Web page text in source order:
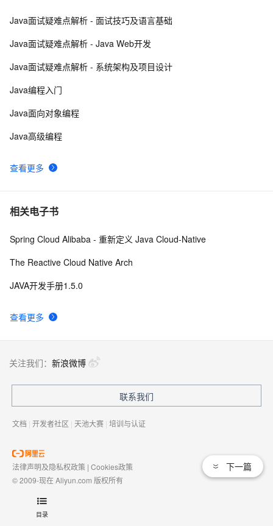
目录
8 Java程序利用main函数中args参数实现参数的传递
破 1 万次！
102. Java中的垃圾收集 - GC参考手册
查看更多
Java面试疑难点解析 - 面试技巧及语言基础
Java面试疑难点解析 - Java Web开发
Java面试疑难点解析 - 系统架构及项目设计
Java编程入门
Java面向对象编程
Java高级编程
相关电子书
查看更多
Spring Cloud Alibaba - 重新定义 Java Cloud-Native
The Reactive Cloud Native Arch
JAVA开发手册1.5.0
下一篇
关注我们： 新浪微博
联系我们
文档 | 开发者社区 | 天池大赛 | 培训与认证
法律声明及隐私权政策 | Cookies政策
© 2009-现在 Aliyun.com 版权所有
域名注册服务机构许可：